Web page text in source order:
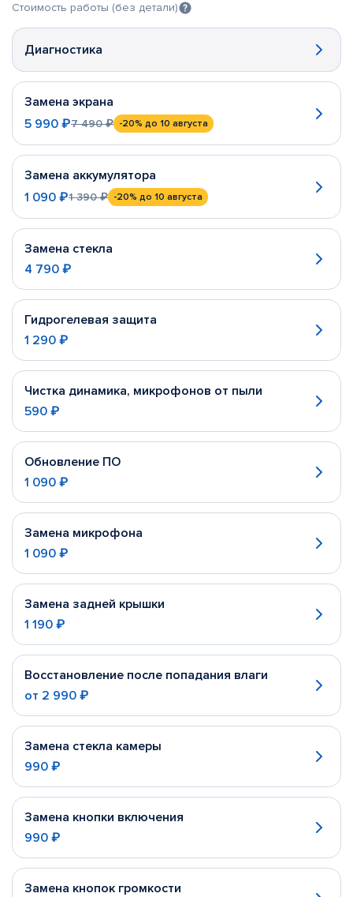
Стоимость работы (без детали)
Диагностика
Замена экрана
5 990 ₽7 490 ₽ -20% до 10 августа
Замена аккумулятора
1 090 ₽1 390 ₽ -20% до 10 августа
Замена стекла
4 790 ₽
Гидрогелевая защита
1 290 ₽
Чистка динамика, микрофонов от пыли
590 ₽
Обновление ПО
1 090 ₽
Замена микрофона
1 090 ₽
Замена задней крышки
1 190 ₽
Восстановление после попадания влаги
от 2 990 ₽
Замена стекла камеры
990 ₽
Замена кнопки включения
990 ₽
Замена кнопок громкости